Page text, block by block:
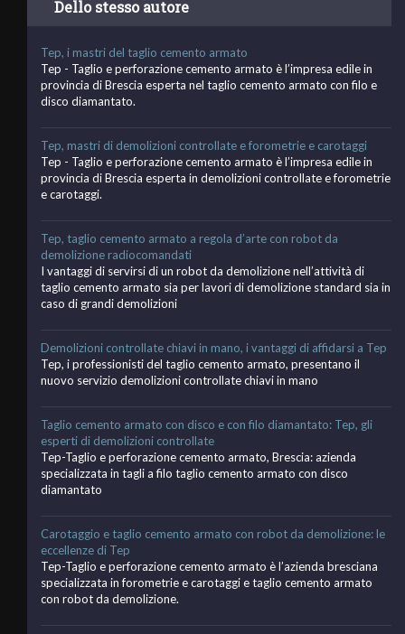
Dello stesso autore
Tep, i mastri del taglio cemento armato
Tep - Taglio e perforazione cemento armato è l’impresa edile in
provincia di Brescia esperta nel taglio cemento armato con filo e
disco diamantato.
Tep, mastri di demolizioni controllate e forometrie e carotaggi
Tep - Taglio e perforazione cemento armato è l’impresa edile in
provincia di Brescia esperta in demolizioni controllate e forometrie
e carotaggi.
Tep, taglio cemento armato a regola d’arte con robot da
demolizione radiocomandati
I vantaggi di servirsi di un robot da demolizione nell’attività di
taglio cemento armato sia per lavori di demolizione standard sia in
caso di grandi demolizioni
Demolizioni controllate chiavi in mano, i vantaggi di affidarsi a Tep
Tep, i professionisti del taglio cemento armato, presentano il
nuovo servizio demolizioni controllate chiavi in mano
Taglio cemento armato con disco e con filo diamantato: Tep, gli
esperti di demolizioni controllate
Tep-Taglio e perforazione cemento armato, Brescia: azienda
specializzata in tagli a filo taglio cemento armato con disco
diamantato
Carotaggio e taglio cemento armato con robot da demolizione: le
eccellenze di Tep
Tep-Taglio e perforazione cemento armato è l’azienda bresciana
specializzata in forometrie e carotaggi e taglio cemento armato
con robot da demolizione.